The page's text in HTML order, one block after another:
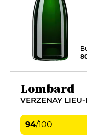
Lombard
VERZENAY LIEU-
94/100